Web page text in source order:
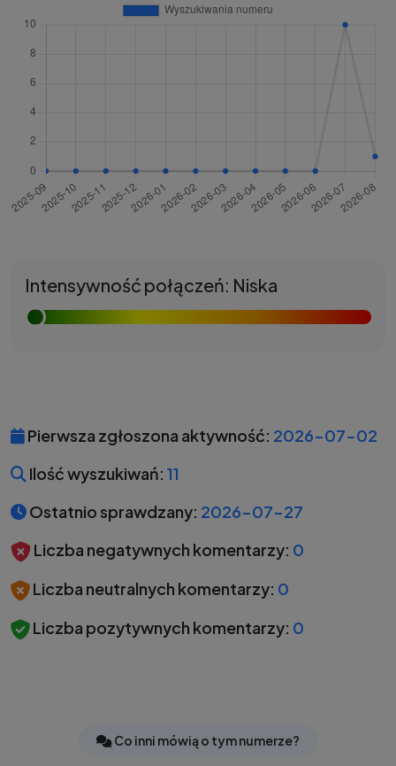
Intensywność połączeń: Niska
Pierwsza zgłoszona aktywność: 2026-07-02
Ilość wyszukiwań: 11
Ostatnio sprawdzany: 2026-07-27
Liczba negatywnych komentarzy: 0
Liczba neutralnych komentarzy: 0
Liczba pozytywnych komentarzy: 0
Co inni mówią o tym numerze?